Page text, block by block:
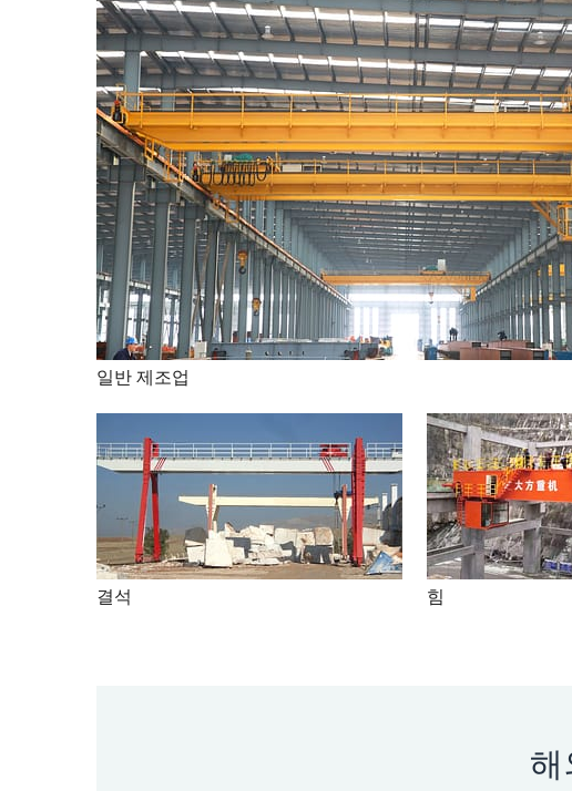
일반 제조업
결석 힘